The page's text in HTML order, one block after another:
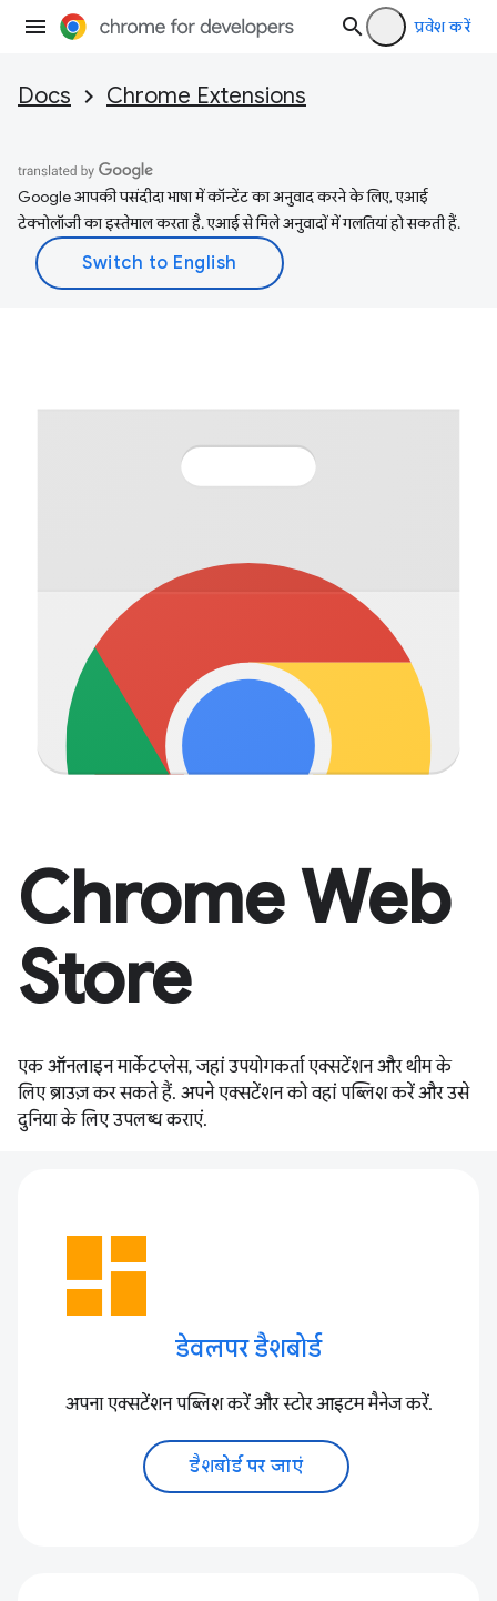
प्रवेश करें
Docs Chrome Extensions
Google आपकी पसंदीदा भाषा में कॉन्टेंट का अनुवाद करने के लिए, एआई
टेक्नोलॉजी का इस्तेमाल करता है. एआई से मिले अनुवादों में गलतियां हो सकती हैं.
Chrome Web
Store
एक ऑनलाइन मार्केटप्लेस, जहां उपयोगकर्ता एक्सटेंशन और थीम के
लिए ब्राउज़ कर सकते हैं. अपने एक्सटेंशन को वहां पब्लिश करें और उसे
दुनिया के लिए उपलब्ध कराएं.
dashboard
डेवलपर डैशबोर्ड
अपना एक्सटेंशन पब्लिश करें और स्टोर आइटम मैनेज करें.
डैशबोर्ड पर जाएं